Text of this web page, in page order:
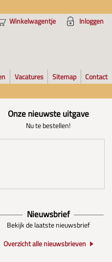
Winkelwagentje Inloggen
Vacatures Sitemap Contact
Onze nieuwste uitgave
Nu te bestellen!
Nieuwsbrief
Bekijk de laatste nieuwsbrief
Overzicht alle nieuwsbrieven